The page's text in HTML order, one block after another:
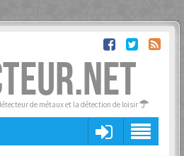
de métaux et la détection de loisir